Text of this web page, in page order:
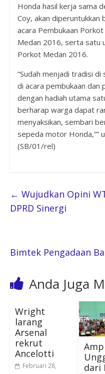
Honda hasil kerja sama
Coy, akan diperuntukkan
acara Pembukaan
Medan 2016, serta satu
Porkot Medan 2016.
“Sudah menjadi tradisi
di acara pembukaan dan
dengan hadiah utama
berharap warga dapat
menyaksikan, sembari
sepeda motor Honda,””
(SB/01/rel)
← Wujudkan Opini
DPRD Sinergi
Bimtek Pengadaan
Anda Juga
Wright
larang
Arsenal
rekrut
Ancelotti
Februari 28,
dari